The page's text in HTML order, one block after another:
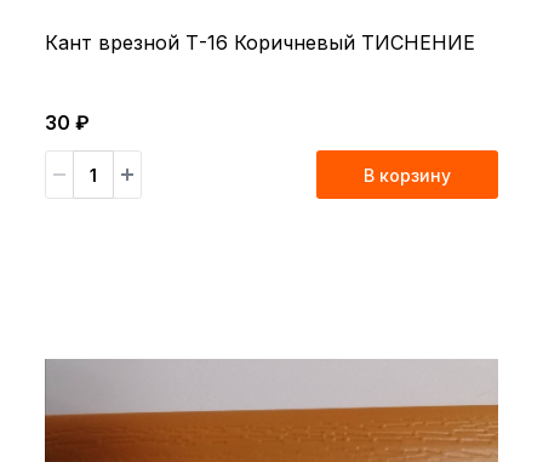
Кант врезной Т-16 Коричневый ТИСНЕНИЕ
30 ₽
В корзину